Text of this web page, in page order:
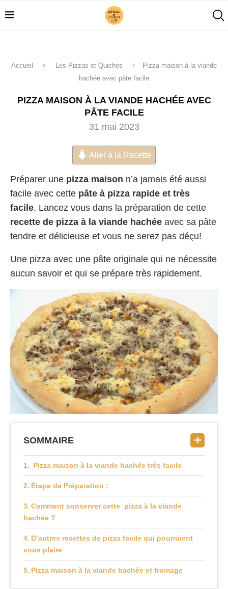
Accueil Les Pizzas et Quiches
Pizza maison à la viande
hachée avec pâte facile
PIZZA MAISON À LA VIANDE HACHÉE AVEC
PÂTE FACILE
31 mai 2023
Aller à la Recette
Préparer une pizza maison n’a jamais été aussi
facile avec cette pâte à pizza rapide et très
facile. Lancez vous dans la préparation de cette
recette de pizza à la viande hachée avec sa pâte
tendre et délicieuse et vous ne serez pas déçu!
Une pizza avec une pâte originale qui ne nécessite
aucun savoir et qui se prépare très rapidement.
SOMMAIRE
Pizza maison à la viande hachée très facile
Étape de Préparation :
Comment conserver cette pizza à la viande
hachée ?
D’autres recettes de pizza facile qui pourraient
vous plaire
Pizza maison à la viande hachée et fromage